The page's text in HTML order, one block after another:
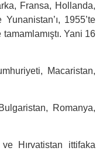
Fransa, Hollanda,
1955’te
tamamlamıştı. Yani 16
Macaristan,
Romanya,
Hırvatistan ittifaka